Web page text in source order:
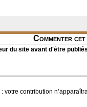
Commenter
du site avant d'être
votre contribution